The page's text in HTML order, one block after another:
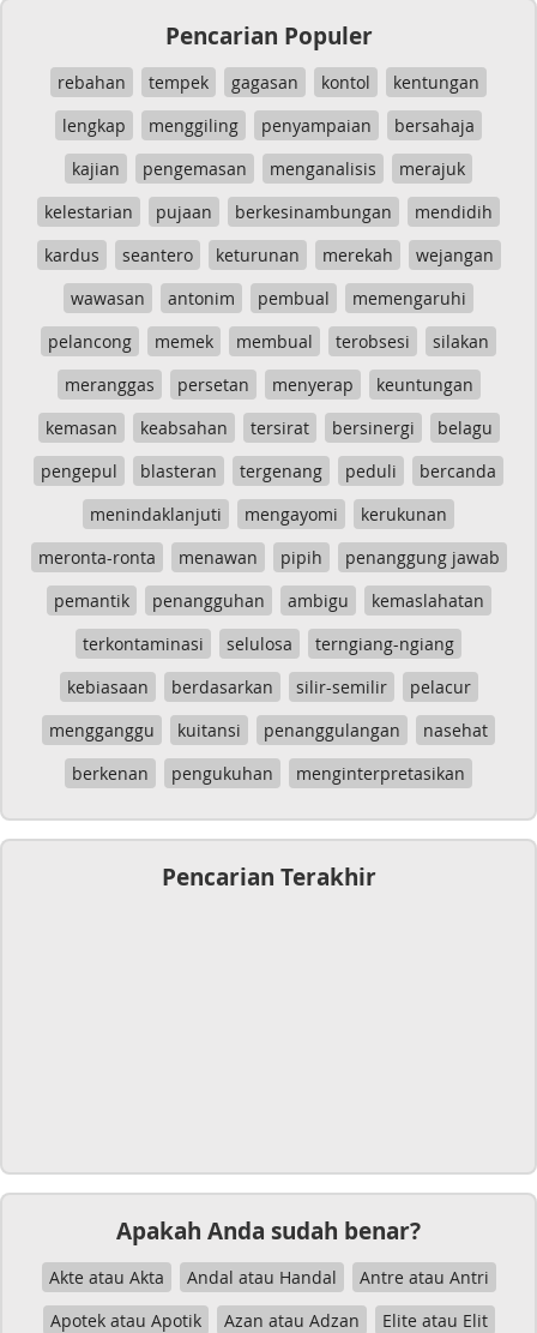
Pencarian Populer
rebahan tempek gagasan kontol
kentungan
lengkap
menggiling penyampaian
bersahaja
kajian
pengemasan menganalisis
merajuk
kelestarian
pujaan berkesinambungan
mendidih
kardus
seantero keturunan merekah
wejangan
wawasan
antonim pembual
memengaruhi
pelancong
memek membual terobsesi
silakan
meranggas
persetan menyerap
keuntungan
kemasan
keabsahan tersirat bersinergi
belagu
pengepul
blasteran tergenang peduli
bercanda
menindaklanjuti
mengayomi
kerukunan
meronta-ronta
menawan pipih
penanggung jawab
pemantik
penangguhan ambigu
kemaslahatan
terkontaminasi
selulosa
terngiang-ngiang
kebiasaan
berdasarkan silir-semilir
pelacur
mengganggu
kuitansi penanggulangan
nasehat
berkenan
pengukuhan menginterpretasikan
Pencarian Terakhir
Apakah Anda sudah benar?
Akte atau Akta Andal atau Handal
Antre atau Antri
Apotek atau Apotik
Azan atau Adzan
Elite atau Elit